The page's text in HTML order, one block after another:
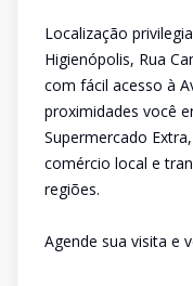
Localização
Higienópolis, Rua
com fácil acesso à
proximidades você
Supermercado
comércio local e
regiões.
Agende sua visita e